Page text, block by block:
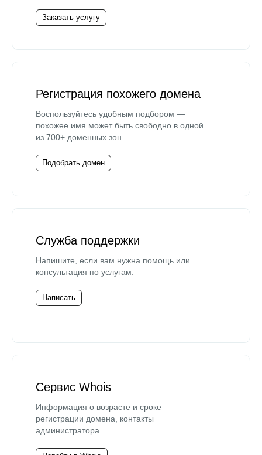
Заказать услугу
Регистрация похожего домена
Воспользуйтесь удобным подбором —
похожее имя может быть свободно в одной
из 700+ доменных зон.
Подобрать домен
Служба поддержки
Напишите, если вам нужна помощь или
консультация по услугам.
Написать
Сервис Whois
Информация о возрасте и сроке
регистрации домена, контакты
администратора.